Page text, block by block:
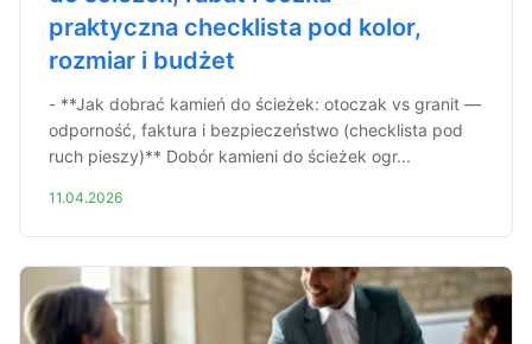
praktyczna checklista pod kolor,
rozmiar i budżet
- **Jak dobrać kamień do ścieżek: otoczak vs granit —
odporność, faktura i bezpieczeństwo (checklista pod
ruch pieszy)** Dobór kamieni do ścieżek ogr...
11.04.2026